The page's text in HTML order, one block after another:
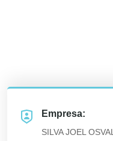
Empresa:
SILVA JOEL